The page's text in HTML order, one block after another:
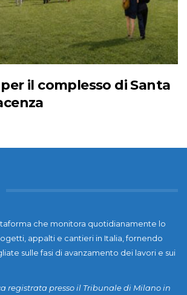
il complesso di Santa
che monitora quotidianamente lo
appalti e cantieri in Italia, fornendo
sulle fasi di avanzamento dei lavori e sui
registrata presso il Tribunale di Milano in